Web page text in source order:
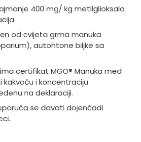
400 mg/ kg metilglioksala
od cvijeta grma manuka
autohtone biljke sa
certifikat MGO® Manuka med
i koncentraciju
na deklaraciji.
se davati dojenčadi